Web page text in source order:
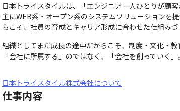
日本トライスタイルは、「エンジニア一人ひとりが顧
主にWEB系・オープン系のシステムソリューションを
らこそ、社員の育成とキャリア形成に合わせた仕組みづ
組織としてまだ成長の途中だからこそ、制度・文化・
「会社に所属する」のではなく、「会社を創っていく
日本トライスタイル株式会社について
仕事内容